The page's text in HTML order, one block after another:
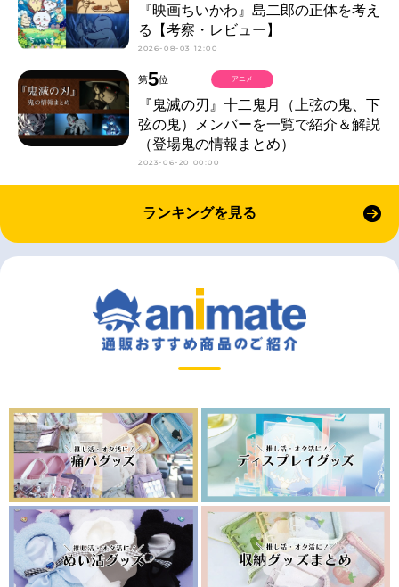
『映画ちいかわ』島二郎の正体を考え
る【考察・レビュー】
2026-08-03 12:00
第5位
『鬼滅の刃』十二鬼月（上弦の鬼、下
弦の鬼）メンバーを一覧で紹介＆解説
（登場鬼の情報まとめ）
2023-06-20 00:00
アニメ
ランキングを見る